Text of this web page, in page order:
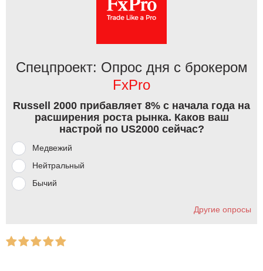
Спецпроект: Опрос дня с брокером
FxPro
Russell 2000 прибавляет 8% с начала года на
расширения роста рынка. Каков ваш
настрой по US2000 сейчас?
Медвежий
Нейтральный
Бычий
Другие опросы